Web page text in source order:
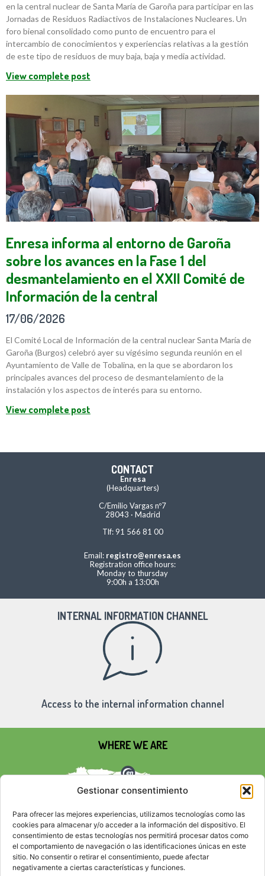
Gestionar consentimiento
Para ofrecer las mejores experiencias, utilizamos tecnologías como las
cookies para almacenar y/o acceder a la información del dispositivo. El
consentimiento de estas tecnologías nos permitirá procesar datos como
el comportamiento de navegación o las identificaciones únicas en este
sitio. No consentir o retirar el consentimiento, puede afectar
negativamente a ciertas características y funciones.
en la central nuclear de Santa María de Garoña para participar en las
Jornadas de Residuos Radiactivos de Instalaciones Nucleares. Un
foro bienal consolidado como punto de encuentro para el
intercambio de conocimientos y experiencias relativas a la gestión
de este tipo de residuos de muy baja, baja y media actividad.
View complete post
Enresa informa al entorno de Garoña
sobre los avances en la Fase 1 del
desmantelamiento en el XXII Comité de
Información de la central
17/06/2026
El Comité Local de Información de la central nuclear Santa María de
Garoña (Burgos) celebró ayer su vigésimo segunda reunión en el
Ayuntamiento de Valle de Tobalina, en la que se abordaron los
principales avances del proceso de desmantelamiento de la
instalación y los aspectos de interés para su entorno.
View complete post
CONTACT
Enresa
(Headquarters)
C/Emilio Vargas nº7
28043 · Madrid
Tlf: 91 566 81 00
Email: registro@enresa.es
Registration office hours:
Monday to thursday
9:00h a 13:00h
INTERNAL INFORMATION CHANNEL
Access to the internal information channel
WHERE WE ARE